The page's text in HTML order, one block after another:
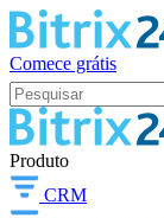
Comece grátis
Produto
CRM